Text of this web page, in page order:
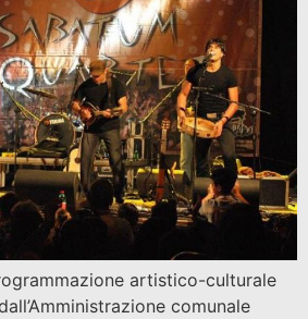
artistico-culturale
comunale